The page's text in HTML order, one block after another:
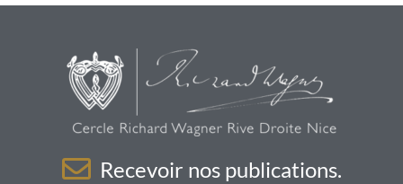
Recevoir nos publications.